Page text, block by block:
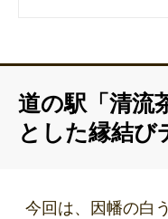
道の駅「清流
とした縁結び
今回は、因幡の白